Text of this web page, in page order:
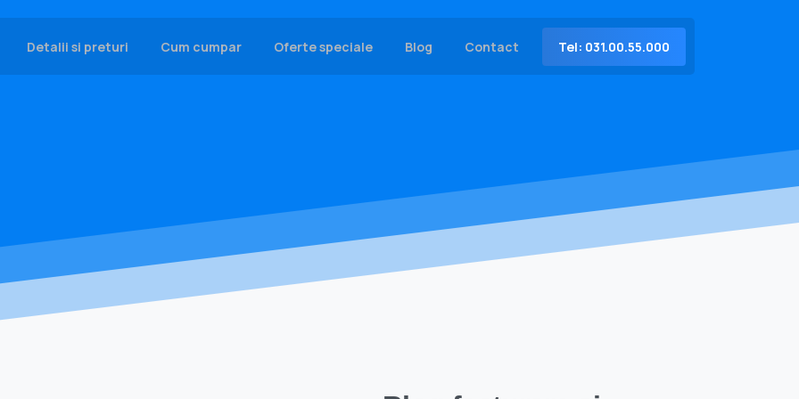
Detalii si preturi Cum cumpar Oferte speciale Blog Contact Tel: 031.00.55.000